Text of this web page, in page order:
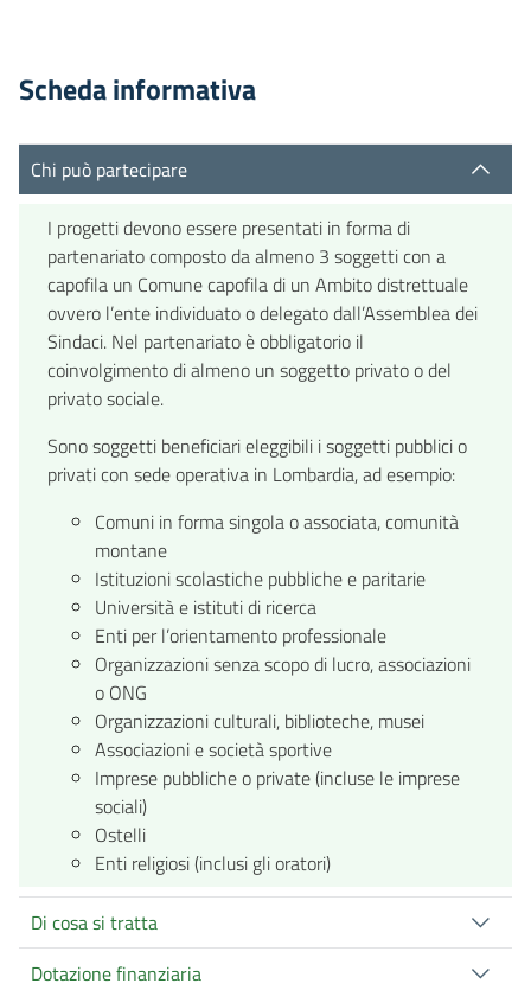
Scheda informativa
Chi può partecipare
I progetti devono essere presentati in forma di
partenariato composto da almeno 3 soggetti con a
capofila un Comune capofila di un Ambito distrettuale
ovvero l’ente individuato o delegato dall’Assemblea dei
Sindaci. Nel partenariato è obbligatorio il
coinvolgimento di almeno un soggetto privato o del
privato sociale.
Sono soggetti beneficiari eleggibili i soggetti pubblici o
privati con sede operativa in Lombardia, ad esempio:
Comuni in forma singola o associata, comunità
montane
Istituzioni scolastiche pubbliche e paritarie
Università e istituti di ricerca
Enti per l’orientamento professionale
Organizzazioni senza scopo di lucro, associazioni
o ONG
Organizzazioni culturali, biblioteche, musei
Associazioni e società sportive
Imprese pubbliche o private (incluse le imprese
sociali)
Ostelli
Enti religiosi (inclusi gli oratori)
Di cosa si tratta
Dotazione finanziaria